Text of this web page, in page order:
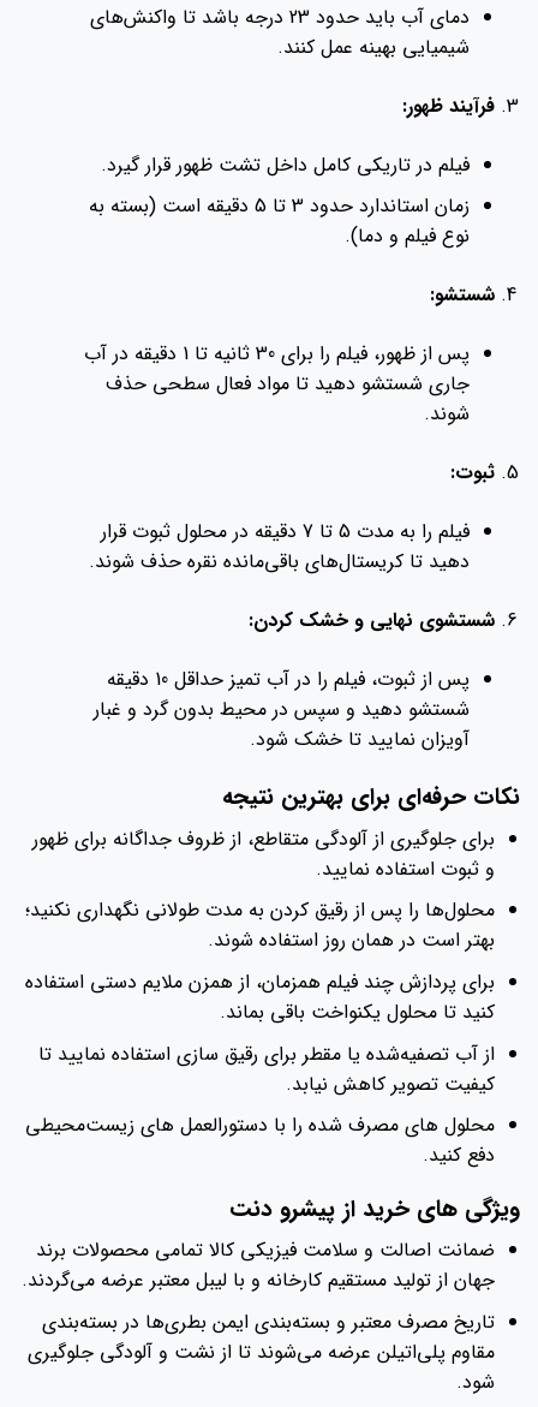
دمای آب باید حدود 23 درجه باشد تا واکنش‌های
شیمیایی بهینه عمل کنند.
فرآیند ظهور:
فیلم در تاریکی کامل داخل تشت ظهور قرار گیرد.
زمان استاندارد حدود 3 تا 5 دقیقه است (بسته به
نوع فیلم و دما).
شستشو:
پس از ظهور، فیلم را برای 30 ثانیه تا 1 دقیقه در آب
جاری شستشو دهید تا مواد فعال سطحی حذف
شوند.
ثبوت:
فیلم را به مدت 5 تا 7 دقیقه در محلول ثبوت قرار
دهید تا کریستال‌های باقی‌مانده نقره حذف شوند.
شستشوی نهایی و خشک کردن:
پس از ثبوت، فیلم را در آب تمیز حداقل 10 دقیقه
شستشو دهید و سپس در محیط بدون گرد و غبار
آویزان نمایید تا خشک شود.
نکات حرفه‌ای برای بهترین نتیجه
برای جلوگیری از آلودگی متقاطع، از ظروف جداگانه برای ظهور
و ثبوت استفاده نمایید.
محلول‌ها را پس از رقیق کردن به مدت طولانی نگهداری نکنید؛
بهتر است در همان روز استفاده شوند.
برای پردازش چند فیلم همزمان، از همزن ملایم دستی استفاده
کنید تا محلول یکنواخت باقی بماند.
از آب تصفیه‌شده یا مقطر برای رقیق‌ سازی استفاده نمایید تا
کیفیت تصویر کاهش نیابد.
محلول‌ های مصرف‌ شده را با دستورالعمل‌ های زیست‌محیطی
دفع کنید.
ویژگی‌ های خرید از پیشرو دنت
ضمانت اصالت و سلامت فیزیکی کالا تمامی محصولات برند
جهان از تولید مستقیم کارخانه و با لیبل معتبر عرضه می‌گردند.
تاریخ مصرف معتبر و بسته‌بندی ایمن بطری‌ها در بسته‌بندی
مقاوم پلی‌اتیلن عرضه می‌شوند تا از نشت و آلودگی جلوگیری
شود.